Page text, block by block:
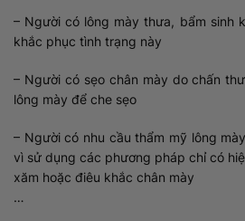
– Người có lông mày thưa, bẩm sinh
khắc phục tình trạng này
– Người có sẹo chân mày do chấn
lông mày để che sẹo
– Người có nhu cầu thẩm mỹ lông
vì sử dụng các phương pháp chỉ có
xăm hoặc điêu khắc chân mày
…